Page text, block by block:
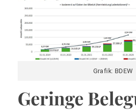
Grafik: BDEW
Geringe